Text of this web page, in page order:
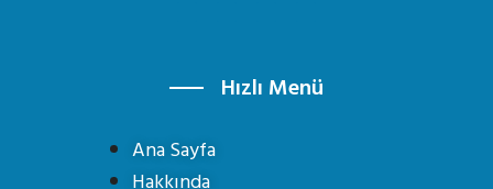
Hızlı Menü
Ana Sayfa
Hakkında